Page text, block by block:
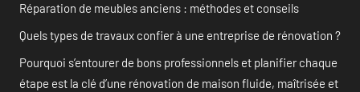
Réparation de meubles anciens : méthodes et conseils
Quels types de travaux confier à une entreprise de rénovation ?
Pourquoi s’entourer de bons professionnels et planifier chaque
étape est la clé d’une rénovation de maison fluide, maîtrisée et